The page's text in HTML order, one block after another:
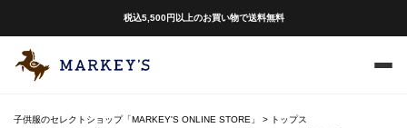
税込5,500円以上のお買い物で送料無料
子供服のセレクトショップ「MARKEY'S ONLINE STORE」
トップス